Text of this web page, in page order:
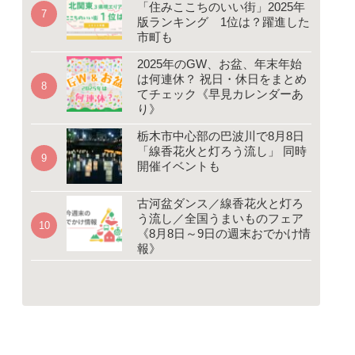
「住みここちのいい街」2025年
版ランキング 1位は？躍進した
市町も
2025年のGW、お盆、年末年始
は何連休？ 祝日・休日をまとめ
てチェック《早見カレンダーあ
り》
栃木市中心部の巴波川で8月8日
「線香花火と灯ろう流し」 同時
開催イベントも
古河盆ダンス／線香花火と灯ろ
う流し／全国うまいものフェア
《8月8日～9日の週末おでかけ情
報》